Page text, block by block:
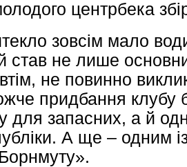
центрбека
зовсім мало
став не лише
не повинно
придбання клубу
для запасних, а й
А ще – одним